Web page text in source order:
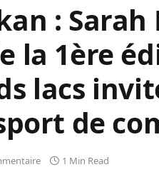
: Sarah
la 1ère
lacs
de
1 Min Read